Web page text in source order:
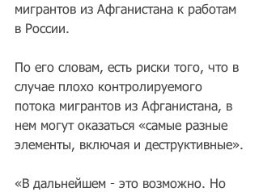
мигрантов из Афганистана к работам
в России.
По его словам, есть риски того, что в
случае плохо контролируемого
потока мигрантов из Афганистана, в
нем могут оказаться «самые разные
элементы, включая и деструктивные».
«В дальнейшем - это возможно. Но